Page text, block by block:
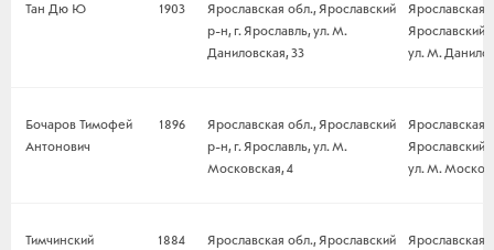
Тан Дю Ю 1903
Ярославская обл., Ярославский
р-н, г. Ярославль, ул. М.
Даниловская, 33
Ярославская
Ярославский
ул. М.
Бочаров Тимофей
Антонович
1896
Ярославская обл., Ярославский
р-н, г. Ярославль, ул. М.
Московская, 4
Ярославская
Ярославский
ул. М.
Тимчинский
1884
Ярославская обл., Ярославский
Ярославская